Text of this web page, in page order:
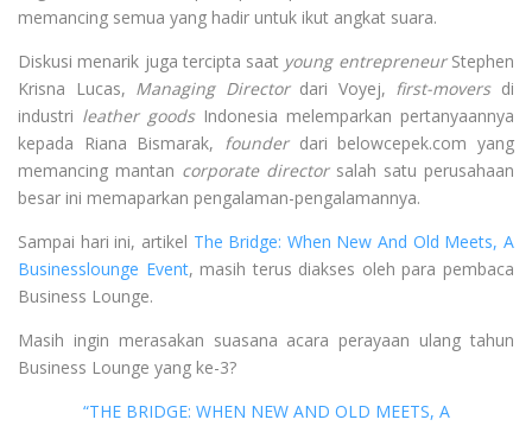
memancing semua yang hadir untuk ikut angkat suara.
Diskusi menarik juga tercipta saat young entrepreneurStephen
Krisna Lucas, Managing Directordari Voyej, first-moversdi
industri leather goodsIndonesia melemparkan pertanyaannya
kepada Riana Bismarak, founder dari belowcepek.com yang
memancing mantan corporate director salah satu perusahaan
besar ini memaparkan pengalaman-pengalamannya.
Sampai hari ini, artikel The Bridge: When New And Old Meets, A
Businesslounge Event, masih terus diakses oleh para pembaca
Business Lounge.
Masih ingin merasakan suasana acara perayaan ulang tahun
Business Lounge yang ke-3?
“THE BRIDGE: WHEN NEW AND OLD MEETS, A